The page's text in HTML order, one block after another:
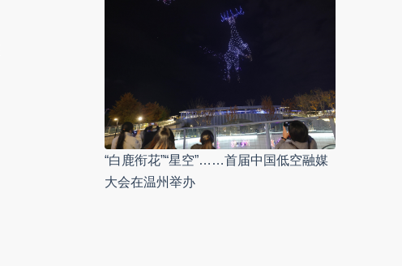
“白鹿衔花”“星空”……首届中国低空融媒
大会在温州举办